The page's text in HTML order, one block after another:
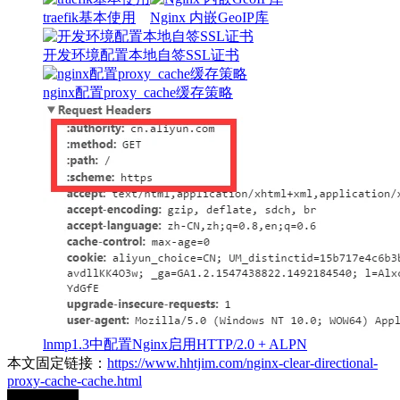
traefik基本使用 Nginx 内嵌GeoIP库
开发环境配置本地自签SSL证书
nginx配置proxy_cache缓存策略
lnmp1.3中配置Nginx启用HTTP/2.0 + ALPN
本文固定链接： https://www.hhtjim.com/nginx-clear-directional-
proxy-cache-cache.html